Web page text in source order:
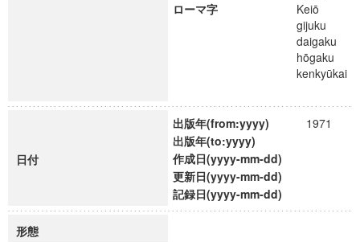
ローマ字
Keiō
gijuku
daigaku
hōgaku
kenkyūkai
日付
出版年(from:yyyy)
1971
出版年(to:yyyy)
作成日(yyyy-mm-dd)
更新日(yyyy-mm-dd)
記録日(yyyy-mm-dd)
形態